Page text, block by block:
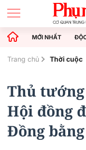
MỚI NHẤT
Trang chủ Thời cuộc
Thủ
Hội đồng
Đồng